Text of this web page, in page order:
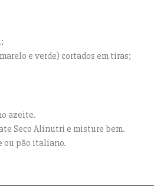
e verde) cortados em tiras;
azeite.
Seco Alinutri e misture bem.
ou pão italiano.